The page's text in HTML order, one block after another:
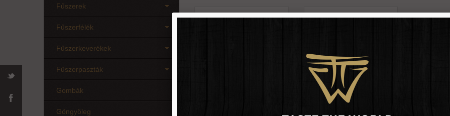
Fűszerek
Fűszerfélék
Fűszerkeverékek
Fűszerpaszták
Gombák
Göngyöleg